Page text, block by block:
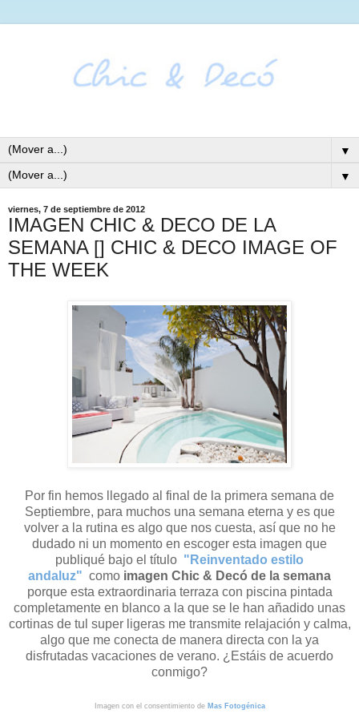
▼
▼
viernes, 7 de septiembre de 2012
IMAGEN CHIC & DECO DE LA
SEMANA [] CHIC & DECO IMAGE OF
THE WEEK
Por fin hemos llegado al final de la primera semana de
Septiembre, para muchos una semana eterna y es que
volver a la rutina es algo que nos cuesta, así que no he
dudado ni un momento en escoger esta imagen que
publiqué bajo el título "Reinventado estilo
andaluz" como imagen Chic & Decó de la semana
porque esta extraordinaria terraza con piscina pintada
completamente en blanco a la que se le han añadido unas
cortinas de tul super ligeras me transmite relajación y calma,
algo que me conecta de manera directa con la ya
disfrutadas vacaciones de verano. ¿Estáis de acuerdo
conmigo?
Imagen con el consentimiento de Mas Fotogénica